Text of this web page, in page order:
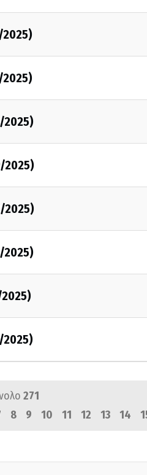
2025)
2025)
2025)
2025)
2025)
271
8 9 10 11 12 13 14